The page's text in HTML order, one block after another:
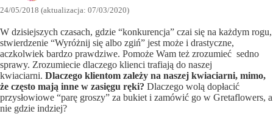
24/05/2018 (aktualizacja: 07/03/2020)
W dzisiejszych czasach, gdzie “konkurencja” czai się na każdym rogu,
stwierdzenie “Wyróżnij się albo zgiń” jest może i drastyczne,
aczkolwiek bardzo prawdziwe. Pomoże Wam też zrozumieć sedno
sprawy. Zrozumiecie dlaczego klienci trafiają do naszej
kwiaciarni. Dlaczego klientom zależy na naszej kwiaciarni, mimo,
że często mają inne w zasięgu ręki? Dlaczego wolą dopłacić
przysłowiowe “parę groszy” za bukiet i zamówić go w Gretaflowers, a
nie gdzie indziej?